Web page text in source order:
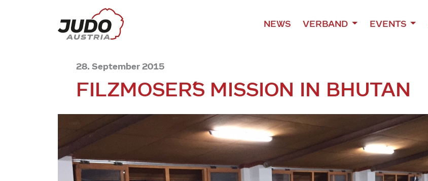
NEWS VERBAND EVENTS
28. September 2015
FILZMOSER´S MISSION IN BHUTAN